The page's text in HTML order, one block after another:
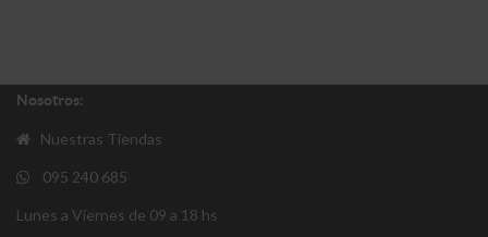
Nosotros:
Nuestras Tiendas
095 240 685
Lunes a Viernes de 09 a 18 hs